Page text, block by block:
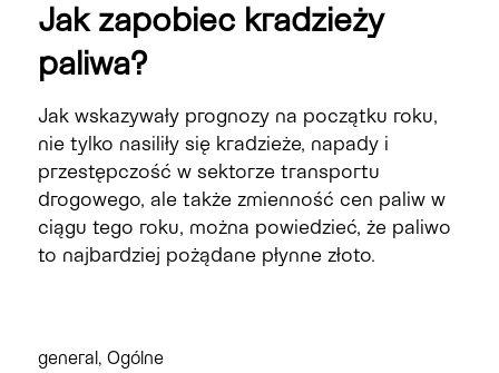
Jak zapobiec kradzieży
paliwa?
Jak wskazywały prognozy na początku roku,
nie tylko nasiliły się kradzieże, napady i
przestępczość w sektorze transportu
drogowego, ale także zmienność cen paliw w
ciągu tego roku, można powiedzieć, że paliwo
to najbardziej pożądane płynne złoto.
general, Ogólne